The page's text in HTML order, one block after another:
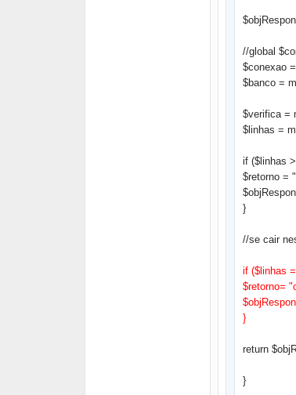
//global
$conexao
$banco =
$verifica =
$linhas =
if ($linhas
$retorno =
}
//se cair
if ($linhas
$retorno=
}
return
}